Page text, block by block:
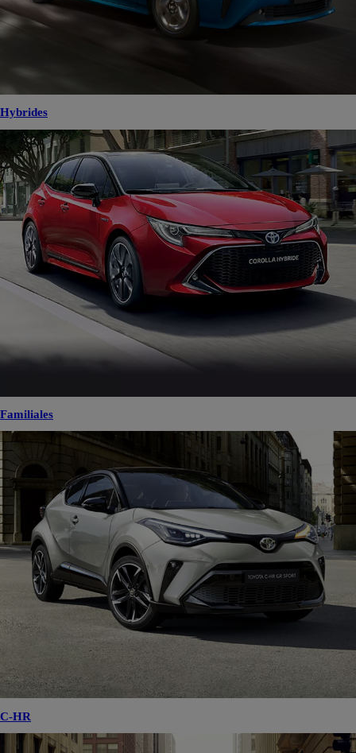
Hybrides
Familiales
C-HR